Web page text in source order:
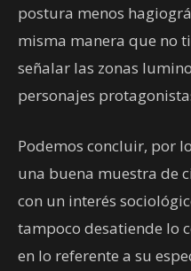
postura menos
misma manera que no
señalar las zonas
personajes
Podemos concluir, por
una buena muestra de
con un interés
tampoco desatiende lo
en lo referente a su